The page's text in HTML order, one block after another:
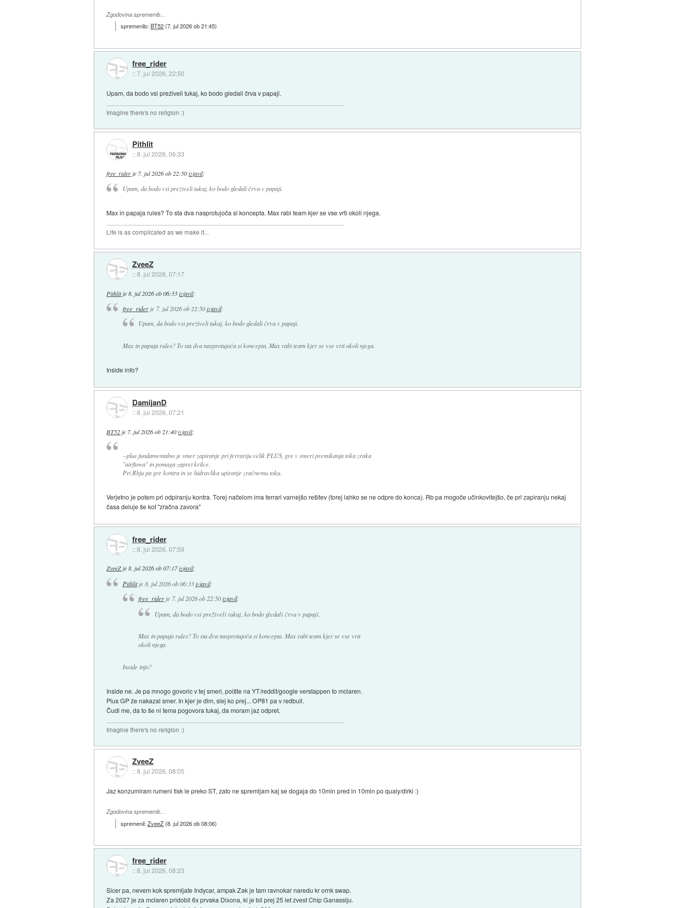
Zgodovina sprememb…
spremenilo:BT52(7. jul 2026 ob 21:45)
free_rider
::7. jul 2026, 22:50
Upam, da bodo vsi preživeli tukaj, ko bodo gledali črva v papaji.
Imagine there's no religion :)
Pithlit
::8. jul 2026, 06:33
free_rider je 7. jul 2026 ob 22:50 izjavil:
Upam, da bodo vsi preživeli tukaj, ko bodo gledali črva v papaji.
Max in papaja rules? To sta dva nasprotujoča si koncepta. Max rabi team kjer se vse vrti okoli njega.
Life is as complicated as we make it...
ZveeZ
::8. jul 2026, 07:17
Pithlitje8. jul 2026 ob 06:33 izjavil:
free_riderje 7. jul 2026 ob 22:50 izjavil:
Upam, da bodo vsi preživeli tukaj, ko bodo gledali črva v papaji.
Max in papaja rules? To sta dva nasprotujoča si koncepta. Max rabi team kjer se vse vrti okoli njega.
Inside info?
DamijanD
::8. jul 2026, 07:21
BT52 je 7. jul 2026 ob 21:40 izjavil:
--plus fundamentalno je smer zapiranje pri ferrariju velik PLUS, gre v smeri premikanja toka zraka
"airflowa" in pomaga zapret krilce.
Pri Rbju pa gre kontra in se hidravlika upiranje zračnemu toku.
Verjetno je potem pri odpiranju kontra. Torej načelom ima ferrari varnejšo rešitev (torej lahko se ne odpre do konca). Rb pa mogoče učinkovitejšo, če pri zapiranju nekaj
časa deluje še kot "zračna zavora"
free_rider
::8. jul 2026, 07:59
ZveeZje8. jul 2026 ob 07:17izjavil:
Pithlitje 8. jul 2026 ob 06:33 izjavil:
free_riderje 7. jul 2026 ob 22:50izjavil:
Upam, da bodo vsi preživeli tukaj, ko bodo gledali črva v papaji.
Max in papaja rules? To sta dva nasprotujoča si koncepta. Max rabi team kjer se vse vrti
okoli njega.
Inside info?
Inside ne. Je pa mnogo govoric v tej smeri, poište na YT/reddit/google verstappen to mclaren.
Plus GP že nakazal smer. In kjer je dim, slej ko prej... OP81 pa v redbull.
Čudi me, da to še ni tema pogovora tukaj, da moram jaz odpret.
Imagine there's no religion :)
ZveeZ
::8. jul 2026, 08:05
Jaz konzumiram rumeni tisk le preko ST, zato ne spremljam kaj se dogaja do 10min pred in 10min po qualy/dirki :)
Zgodovina sprememb…
spremenil:ZveeZ(8. jul 2026 ob 08:06)
free_rider
::8. jul 2026, 08:23
Sicer pa, nevem kok spremljate Indycar, ampak Zak je tam ravnokar naredu kr ornk swap.
Za 2027 je za mclaren pridobil 6x prvaka Dixona, ki je bil prej 25 let zvest Chip Ganassiju.